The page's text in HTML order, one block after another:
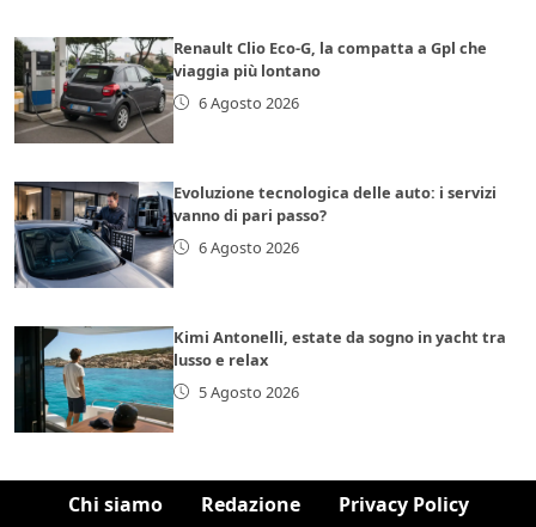
Renault Clio Eco-G, la compatta a Gpl che
viaggia più lontano
6 Agosto 2026
Evoluzione tecnologica delle auto: i servizi
vanno di pari passo?
6 Agosto 2026
Kimi Antonelli, estate da sogno in yacht tra
lusso e relax
5 Agosto 2026
Chi siamo Redazione Privacy Policy